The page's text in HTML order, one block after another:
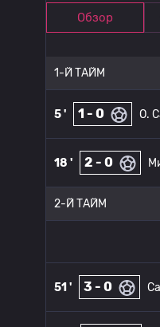
Обзор
1-Й ТАЙМ
5 ' 1 - 0 O.
18 ' 2 - 0
2-Й ТАЙМ
51 ' 3 - 0